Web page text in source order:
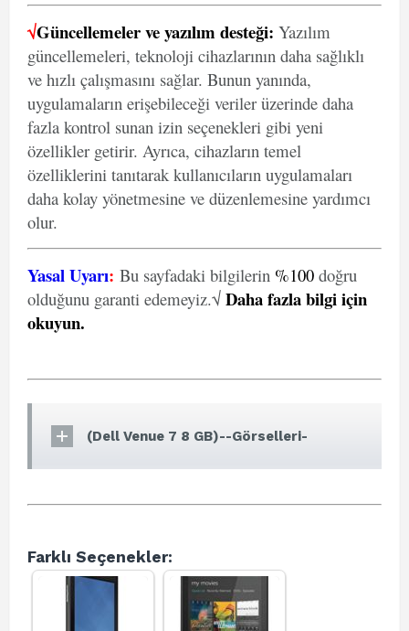
√Güncellemeler ve yazılım desteği: Yazılım
güncellemeleri, teknoloji cihazlarının daha sağlıklı
ve hızlı çalışmasını sağlar. Bunun yanında,
uygulamaların erişebileceği veriler üzerinde daha
fazla kontrol sunan izin seçenekleri gibi yeni
özellikler getirir. Ayrıca, cihazların temel
özelliklerini tanıtarak kullanıcıların uygulamaları
daha kolay yönetmesine ve düzenlemesine yardımcı
olur.
Yasal Uyarı: Bu sayfadaki bilgilerin %100 doğru
olduğunu garanti edemeyiz.√ Daha fazla bilgi için
okuyun.
(Dell Venue 7 8 GB)--Görselleri-
Farklı Seçenekler: